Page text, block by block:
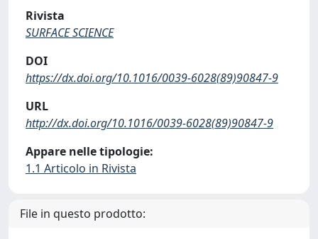
Rivista
SURFACE SCIENCE
DOI
https://dx.doi.org/10.1016/0039-6028(89)90847-9
URL
http://dx.doi.org/10.1016/0039-6028(89)90847-9
Appare nelle tipologie:
1.1 Articolo in Rivista
File in questo prodotto: